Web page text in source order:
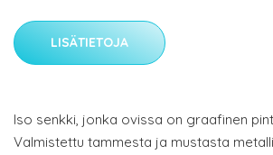
LISÄTIETOJA
Iso senkki, jonka ovissa on graafinen
Valmistettu tammesta ja mustasta